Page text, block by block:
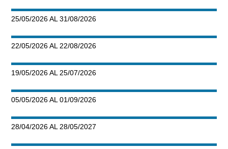
25/05/2026 AL 31/08/2026
22/05/2026 AL 22/08/2026
19/05/2026 AL 25/07/2026
05/05/2026 AL 01/09/2026
28/04/2026 AL 28/05/2027